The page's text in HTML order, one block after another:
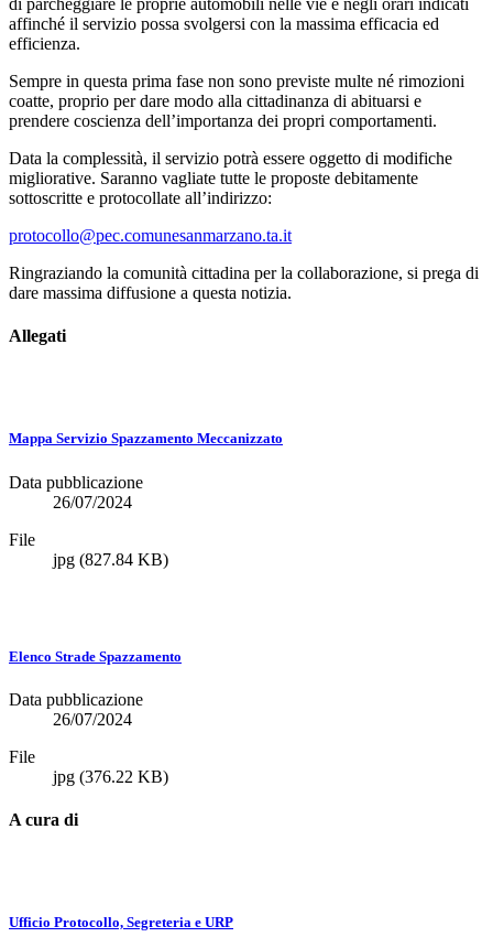
di parcheggiare le proprie automobili nelle vie e negli orari indicati
affinché il servizio possa svolgersi con la massima efficacia ed
efficienza.
Sempre in questa prima fase non sono previste multe né rimozioni
coatte, proprio per dare modo alla cittadinanza di abituarsi e
prendere coscienza dell’importanza dei propri comportamenti.
Data la complessità, il servizio potrà essere oggetto di modifiche
migliorative. Saranno vagliate tutte le proposte debitamente
sottoscritte e protocollate all’indirizzo:
protocollo@pec.comunesanmarzano.ta.it
Ringraziando la comunità cittadina per la collaborazione, si prega di
dare massima diffusione a questa notizia.
Allegati
Mappa Servizio Spazzamento Meccanizzato
Data pubblicazione
26/07/2024
File
jpg (827.84 KB)
Elenco Strade Spazzamento
Data pubblicazione
26/07/2024
File
jpg (376.22 KB)
A cura di
Ufficio Protocollo, Segreteria e URP